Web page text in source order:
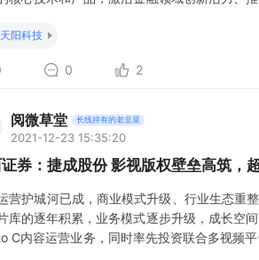
以上，为公司的整体业绩增长持
天阳科技
0 2
阅微草堂 长线持有的老韭菜
2021-12-23 15:35:20
券：捷成股份 影视版权壁垒高筑，
营护城河已成，商业模式升级、行业生态
库的逐年积累，业务模式逐步升级，成长空
C内容运营业务，同时率先投资联合多视频